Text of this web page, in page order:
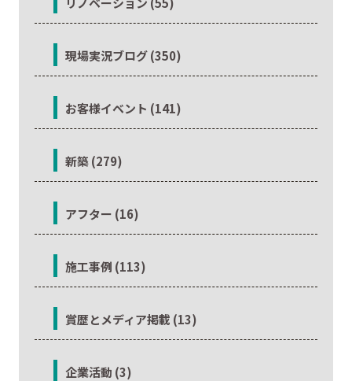
現場実況ブログ (350)
お客様イベント (141)
新築 (279)
アフター (16)
施工事例 (113)
賞歴とメディア掲載 (13)
企業活動 (3)